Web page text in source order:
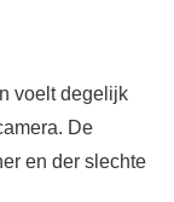
voelt degelijk
De
en der slechte